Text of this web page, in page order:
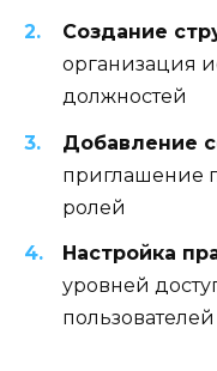
Создание
организация
должностей
Добавление
приглашение
ролей
Настройка
уровней
пользователей